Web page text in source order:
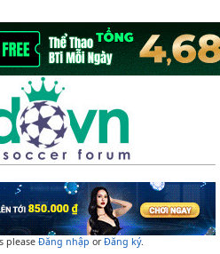
please Đăng nhập orĐăng ký.